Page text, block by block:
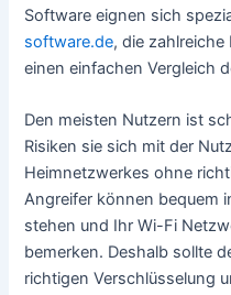
Software eignen sich
software.de, die
einen einfachen Vergleich
Den meisten Nutzern ist
Risiken sie sich mit der
Heimnetzwerkes ohne
Angreifer können bequem
stehen und Ihr Wi-Fi
bemerken. Deshalb sollte
richtigen Verschlüsselung